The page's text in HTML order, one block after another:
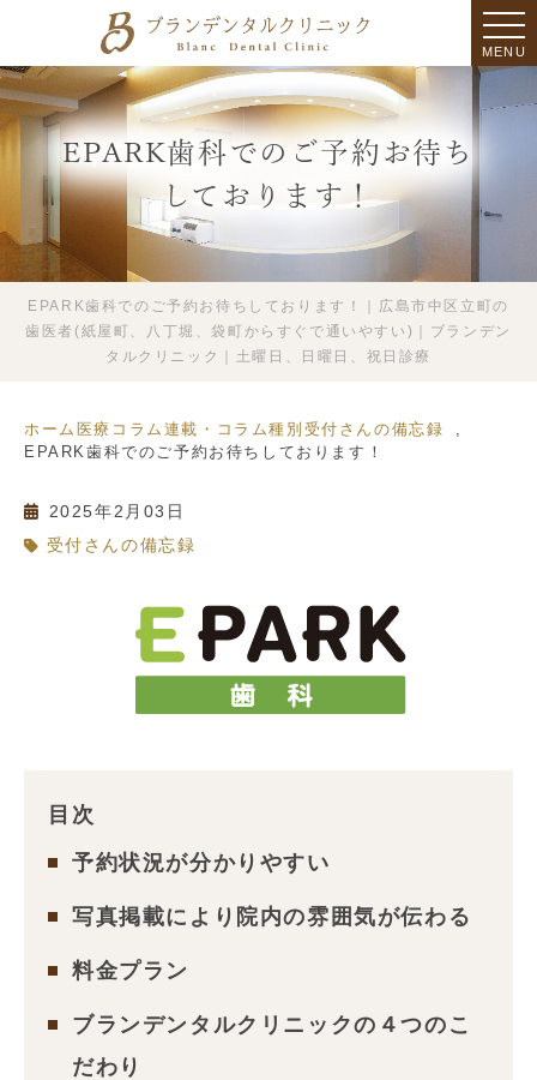
MENU
EPARK歯科でのご予約お待ち
しております！
EPARK歯科でのご予約お待ちしております！｜広島市中区立町の
歯医者(紙屋町、八丁堀、袋町からすぐで通いやすい)｜ブランデン
タルクリニック｜土曜日、日曜日、祝日診療
ホーム 医療コラム 連載・コラム種別 受付さんの備忘録
EPARK歯科でのご予約お待ちしております！
2025年2月03日
受付さんの備忘録
目次
予約状況が分かりやすい
写真掲載により院内の雰囲気が伝わる
料金プラン
ブランデンタルクリニックの４つのこ
だわり